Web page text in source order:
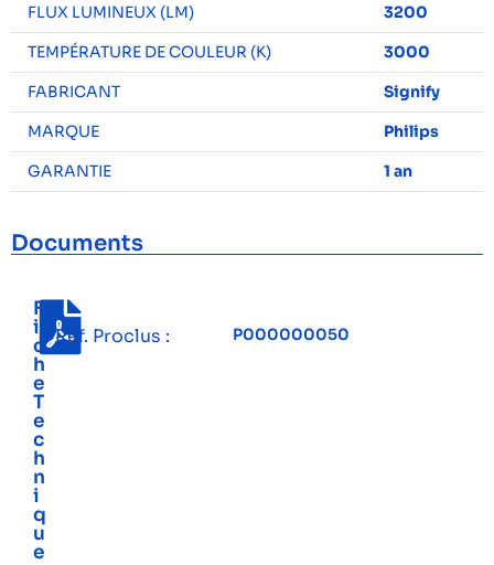
FLUX LUMINEUX (LM)
3200
TEMPÉRATURE DE COULEUR (K)
3000
FABRICANT
Signify
MARQUE
Philips
GARANTIE
1 an
Documents
F
i
c
h
e
T
e
c
h
n
i
q
u
e
Réf. Proclus : P000000050